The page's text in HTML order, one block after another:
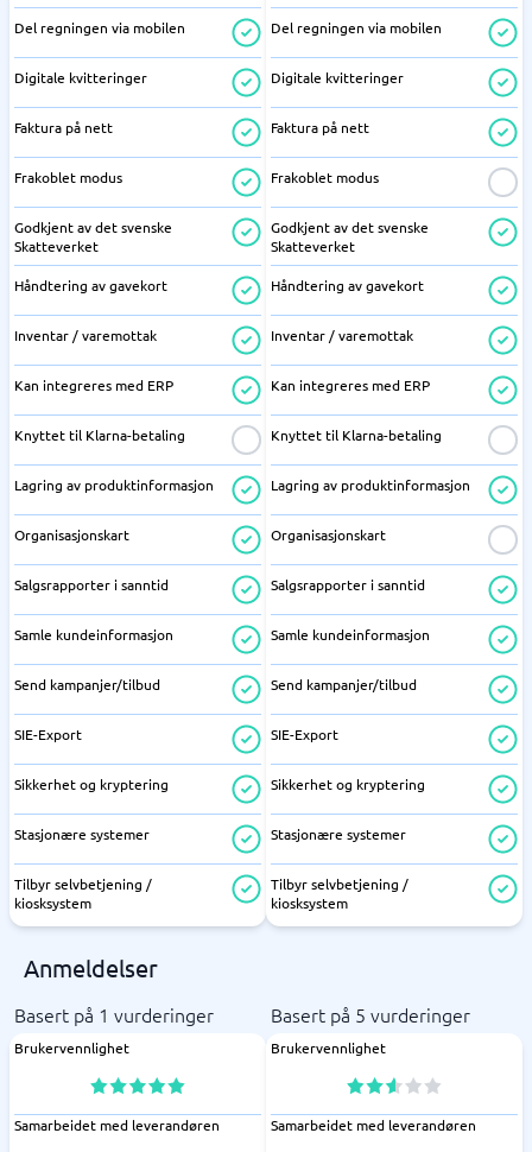
Del regningen via mobilen
Digitale kvitteringer
Faktura på nett
Frakoblet modus
Godkjent av det svenske
Skatteverket
Håndtering av gavekort
Inventar / varemottak
Kan integreres med ERP
Knyttet til Klarna-betaling
Lagring av produktinformasjon
Organisasjonskart
Salgsrapporter i sanntid
Samle kundeinformasjon
Send kampanjer/tilbud
SIE-Export
Sikkerhet og kryptering
Stasjonære systemer
Tilbyr selvbetjening /
kiosksystem
Del regningen via mobilen
Digitale kvitteringer
Faktura på nett
Frakoblet modus
Godkjent av det svenske
Skatteverket
Håndtering av gavekort
Inventar / varemottak
Kan integreres med ERP
Knyttet til Klarna-betaling
Lagring av produktinformasjon
Organisasjonskart
Salgsrapporter i sanntid
Samle kundeinformasjon
Send kampanjer/tilbud
SIE-Export
Sikkerhet og kryptering
Stasjonære systemer
Tilbyr selvbetjening /
kiosksystem
Anmeldelser
Basert på 1 vurderinger Basert på 5 vurderinger
Brukervennlighet
Samarbeidet med leverandøren
Brukervennlighet
Samarbeidet med leverandøren